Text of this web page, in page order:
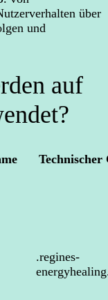
über
und
auf
Technischer
.regines-